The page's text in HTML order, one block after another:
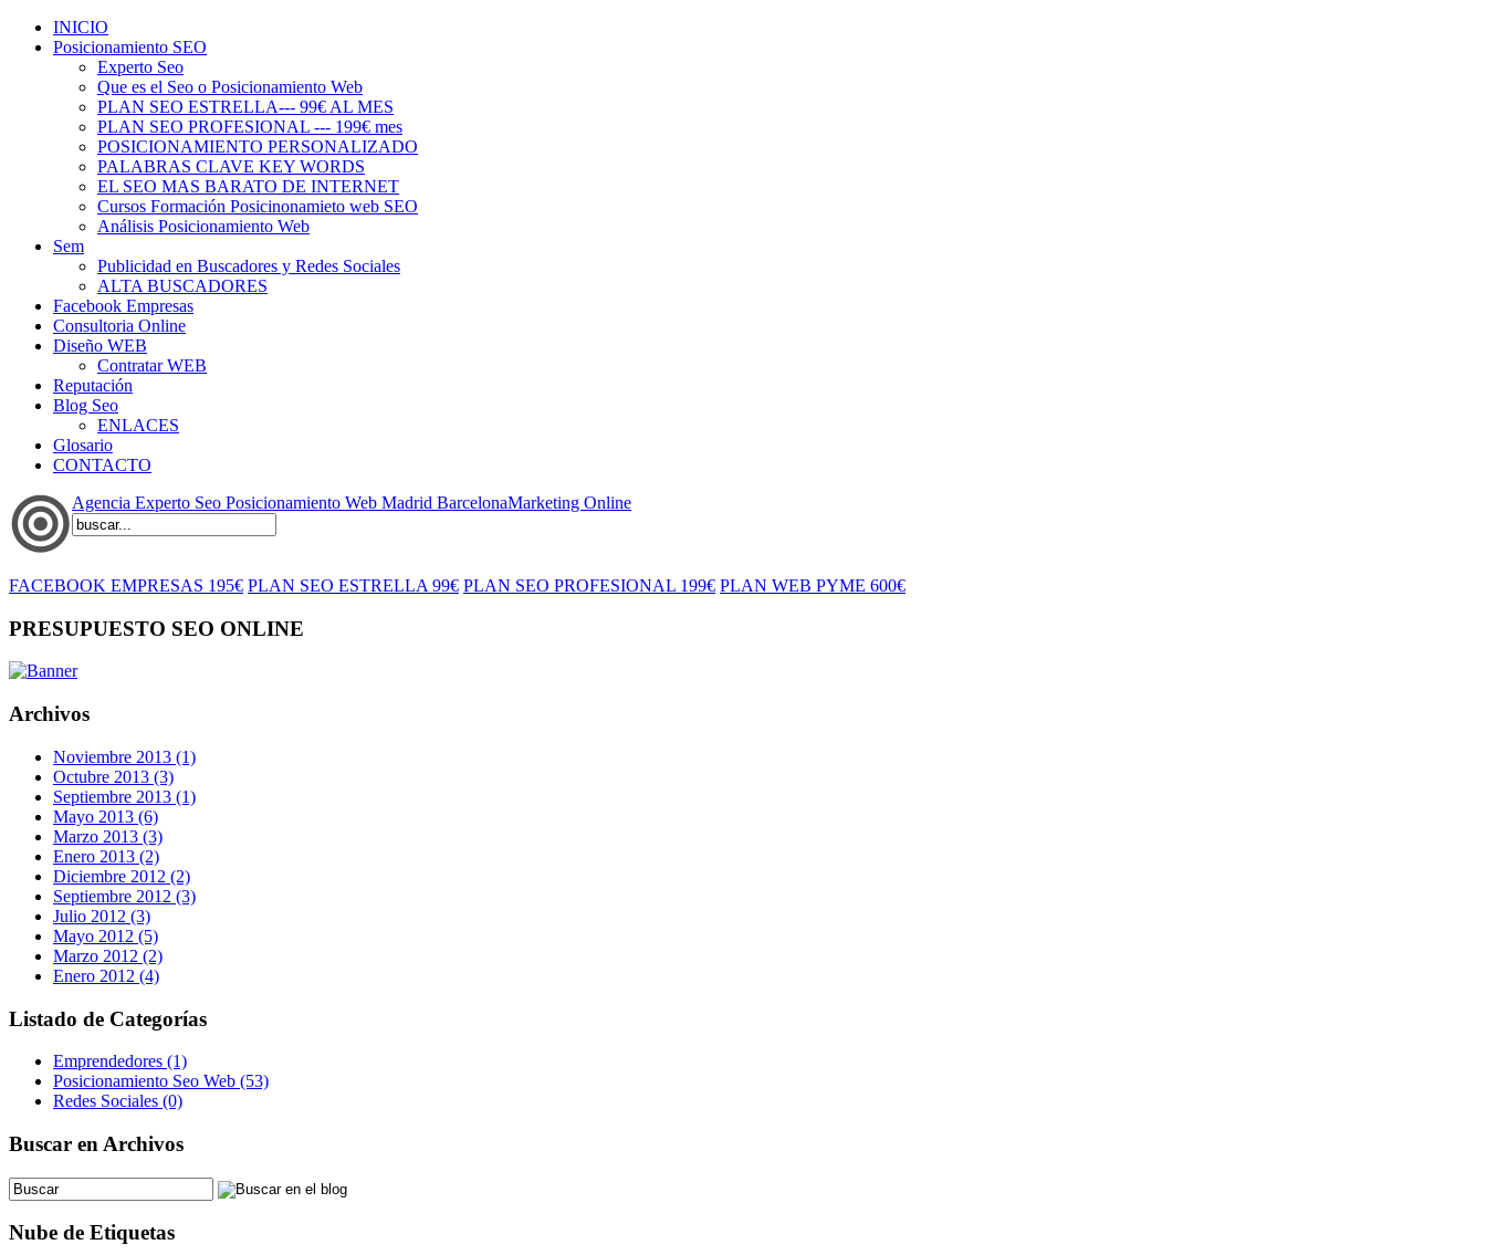
INICIO
Posicionamiento SEO
Experto Seo
Que es el Seo o Posicionamiento Web
PLAN SEO ESTRELLA--- 99€ AL MES
PLAN SEO PROFESIONAL --- 199€ mes
POSICIONAMIENTO PERSONALIZADO
PALABRAS CLAVE KEY WORDS
EL SEO MAS BARATO DE INTERNET
Cursos Formación Posicinonamieto web SEO
Análisis Posicionamiento Web
Sem
Publicidad en Buscadores y Redes Sociales
ALTA BUSCADORES
Facebook Empresas
Consultoria Online
Diseño WEB
Contratar WEB
Reputación
Blog Seo
ENLACES
Glosario
CONTACTO
Agencia Experto Seo Posicionamiento Web Madrid BarcelonaMarketing Online
FACEBOOK EMPRESAS 195€ PLAN SEO ESTRELLA 99€ PLAN SEO PROFESIONAL 199€ PLAN WEB PYME 600€
PRESUPUESTO SEO ONLINE
Archivos
Noviembre 2013 (1)
Octubre 2013 (3)
Septiembre 2013 (1)
Mayo 2013 (6)
Marzo 2013 (3)
Enero 2013 (2)
Diciembre 2012 (2)
Septiembre 2012 (3)
Julio 2012 (3)
Mayo 2012 (5)
Marzo 2012 (2)
Enero 2012 (4)
Listado de Categorías
Emprendedores (1)
Posicionamiento Seo Web (53)
Redes Sociales (0)
Buscar en Archivos
Nube de Etiquetas